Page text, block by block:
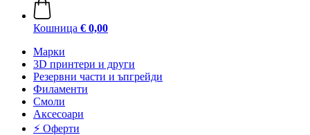
Кошница € 0,00
Mарки
3D принтери и други
Резервни части и ъпгрейди
Филаменти
Смоли
Аксесоари
⚡ Оферти